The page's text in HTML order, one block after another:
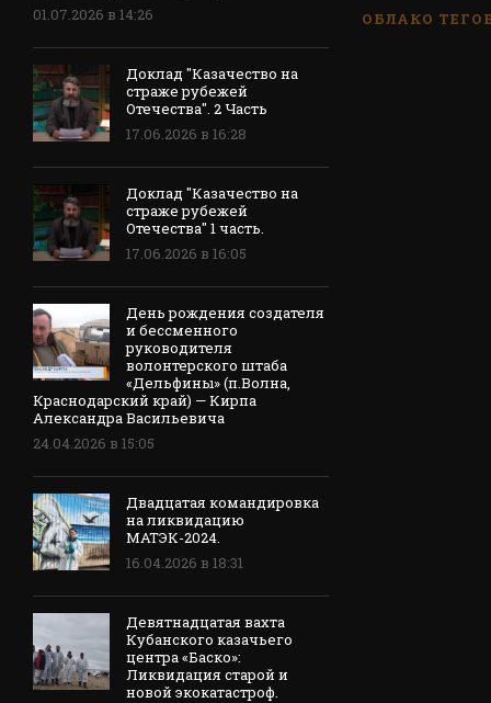
01.07.2026 в 14:26
Доклад "Казачество на
страже рубежей
Отечества". 2 Часть
17.06.2026 в 16:28
Доклад "Казачество на
страже рубежей
Отечества" 1 часть.
17.06.2026 в 16:05
День рождения создателя
и бессменного
руководителя
волонтерского штаба
«Дельфины» (п.Волна,
Краснодарский край) — Кирпа
Александра Васильевича
24.04.2026 в 15:05
Двадцатая командировка
на ликвидацию
МАТЭК-2024.
16.04.2026 в 18:31
Девятнадцатая вахта
Кубанского казачьего
центра «Баско»:
Ликвидация старой и
новой экокатастроф.
ОБЛАКО